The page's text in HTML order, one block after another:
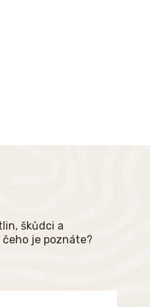
škůdci a
je poznáte?